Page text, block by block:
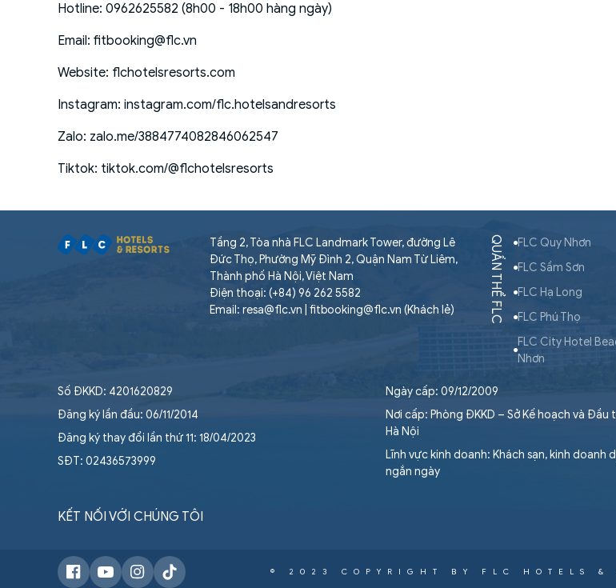
Hotline: 0962625582 (8h00 - 18h00 hàng ngày)
Email: fitbooking@flc.vn
Website: flchotelsresorts.com
Instagram: instagram.com/flc.hotelsandresorts
Zalo: zalo.me/3884774082846062547
Tiktok: tiktok.com/@flchotelsresorts
Tầng 2, Tòa nhà FLC Landmark Tower, đường Lê
Đức Thọ, Phường Mỹ Đình 2, Quận Nam Từ Liêm,
Thành phố Hà Nội, Việt Nam
Điện thoại: (+84) 96 262 5582
Email: resa@flc.vn | fitbooking@flc.vn (Khách lẻ)
QUẦN THỂ FLC
FLC Quy Nhơn
FLC Sầm Sơn
FLC Hạ Long
FLC Phú Thọ
FLC City Hotel
Nhơn
Số ĐKKD: 4201620829
Đăng ký lần đầu: 06/11/2014
Đăng ký thay đổi lần thứ 11: 18/04/2023
SĐT: 02436573999
Ngày cấp: 09/12/2009
Nơi cấp: Phòng ĐKKD – Sở Kế hoạch và Đầu
Hà Nội
Lĩnh vực kinh doanh: Khách sạn, kinh doanh
ngắn ngày
KẾT NỐI VỚI CHÚNG TÔI
© 2023 COPYRIGHT BY FLC HOTELS &